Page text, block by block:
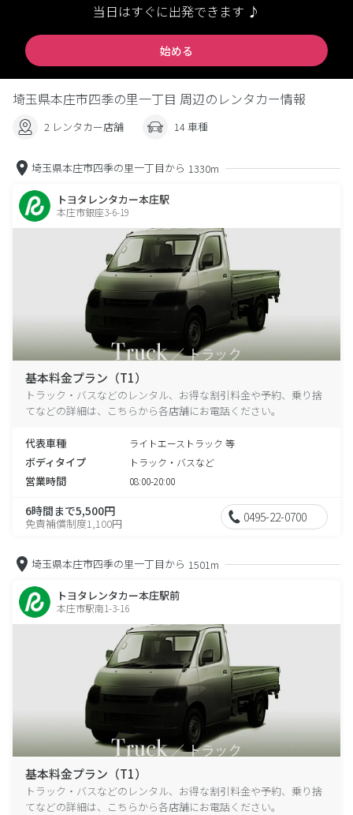
当日はすぐに出発できます ♪
始める
埼玉県本庄市四季の里一丁目 周辺のレンタカー情報
2 レンタカー店舗 14 車種
埼玉県本庄市四季の里一丁目から 1330m
トヨタレンタカー本庄駅
本庄市銀座3-6-19
基本料金プラン（T1）
トラック・バスなどのレンタル、お得な割引料金や予約、乗り捨
てなどの詳細は、こちらから各店舗にお電話ください。
代表車種 ライトエーストラック 等
ボディタイプ トラック・バスなど
営業時間 08:00-20:00
6時間まで5,500円
免責補償制度1,100円 0495-22-0700
埼玉県本庄市四季の里一丁目から 1501m
トヨタレンタカー本庄駅前
本庄市駅南1-3-16
基本料金プラン（T1）
トラック・バスなどのレンタル、お得な割引料金や予約、乗り捨
てなどの詳細は、こちらから各店舗にお電話ください。